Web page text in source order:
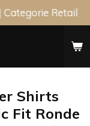
Retail
Shirts
Fit Ronde